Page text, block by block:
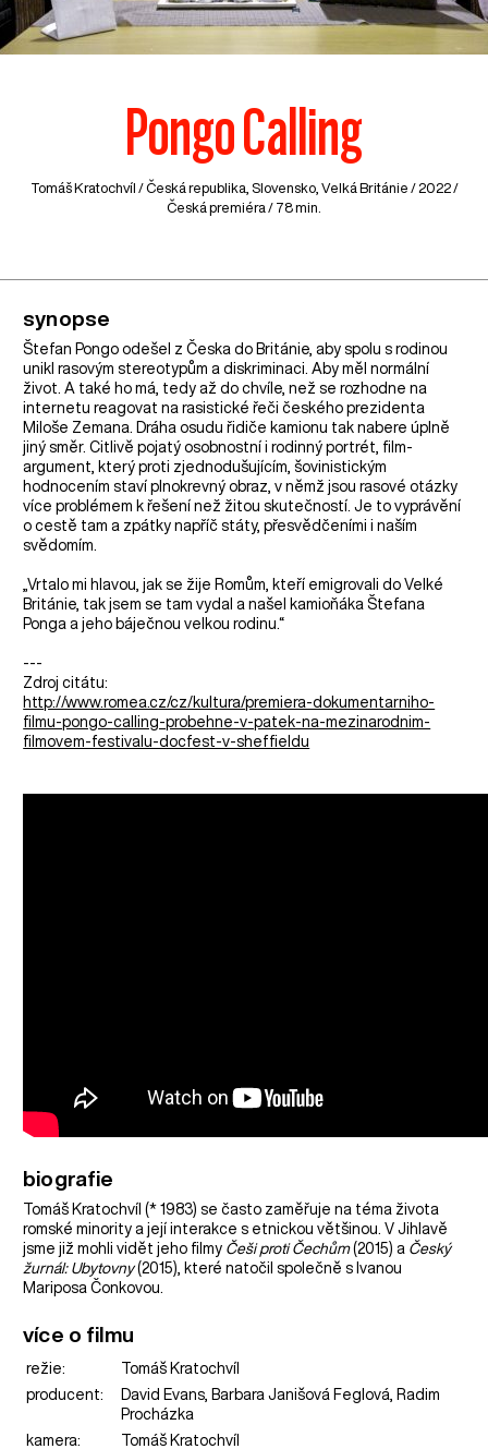
Pongo Calling
Tomáš Kratochvíl /Česká republika Slovensko, Velká Británie / 2022 /
Česká premiéra / 78 min.
synopse
Štefan Pongo odešel z Česka do Británie, aby spolu s rodinou
unikl rasovým stereotypům a diskriminaci. Aby měl normální
život. A také ho má, tedy až do chvíle, než se rozhodne na
internetu reagovat na rasistické řeči českého prezidenta
Miloše Zemana. Dráha osudu řidiče kamionu tak nabere úplně
jiný směr. Citlivě pojatý osobnostní i rodinný portrét, film-
argument, který proti zjednodušujícím, šovinistickým
hodnocením staví plnokrevný obraz, v němž jsou rasové otázky
více problémem k řešení než žitou skutečností. Je to vyprávění
o cestě tam a zpátky napříč státy, přesvědčeními i naším
svědomím.
„Vrtalo mi hlavou, jak se žije Romům, kteří emigrovali do Velké
Británie, tak jsem se tam vydal a našel kamioňáka Štefana
Ponga a jeho báječnou velkou rodinu.“
---
Zdroj citátu:
http://www.romea.cz/cz/kultura/premiera-dokumentarniho-
filmu-pongo-calling-probehne-v-patek-na-mezinarodnim-
filmovem-festivalu-docfest-v-sheffieldu
biografie
Tomáš Kratochvíl (* 1983) se často zaměřuje na téma života
romské minority a její interakce s etnickou většinou. V Jihlavě
jsme již mohli vidět jeho filmy Češi proti Čechům(2015) a Český
žurnál: Ubytovny(2015), které natočil společně s Ivanou
Mariposa Čonkovou.
více o filmu
režie:
Tomáš Kratochvíl
producent:
David Evans, Barbara Janišová Feglová, Radim
Procházka
kamera:
Tomáš Kratochvíl